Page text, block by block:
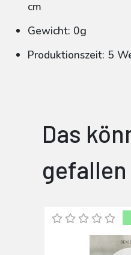
cm
Gewicht: 0g
Produktionszeit: 5
Das
gefallen